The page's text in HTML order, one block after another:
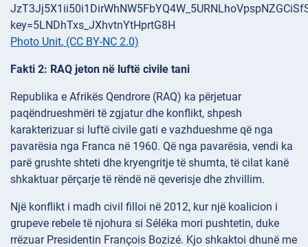
Photo Unit, (CC BY-NC 2.0)
Fakti 2: RAQ jeton në luftë civile tani
Republika e Afrikës Qendrore (RAQ) ka përjetuar
paqëndrueshmëri të zgjatur dhe konflikt, shpesh
karakterizuar si luftë civile gati e vazhdueshme që nga
pavarësia nga Franca në 1960. Që nga pavarësia, vendi ka
parë grushte shteti dhe kryengritje të shumta, të cilat kanë
shkaktuar përçarje të rëndë në qeverisje dhe zhvillim.
Një konflikt i madh civil filloi në 2012, kur një koalicion i
grupeve rebele të njohura si Séléka mori pushtetin, duke
rrëzuar Presidentin François Bozizé. Kjo shkaktoi dhunë me